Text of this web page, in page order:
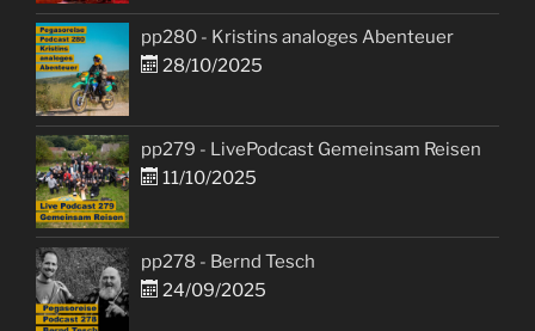
pp280 - Kristins analoges Abenteuer
28/10/2025
pp279 - LivePodcast Gemeinsam Reisen
11/10/2025
pp278 - Bernd Tesch
24/09/2025